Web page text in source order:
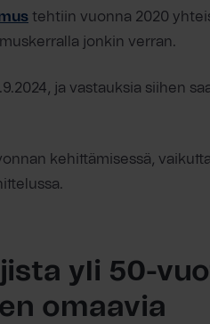
tehtiin vuonna 2020
jonkin verran.
ja vastauksia siihen
kehittämisessä,
yli 50-
omaavia